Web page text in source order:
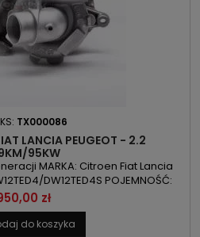
TX000086
LANCIA PEUGEOT - 2.2
95KW
MARKA: Citroen Fiat Lancia
DW12TED4S POJEMNOŚĆ:
129KM ROK PRODUKCJI: Od 2001r
na czujnik temperatury spalin
zł
do koszyka